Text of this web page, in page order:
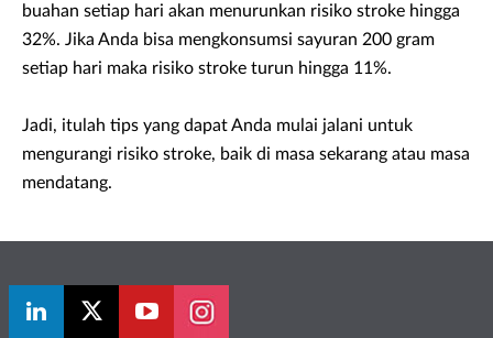
buahan setiap hari akan menurunkan risiko stroke hingga
32%. Jika Anda bisa mengkonsumsi sayuran 200 gram
setiap hari maka risiko stroke turun hingga 11%.
Jadi, itulah tips yang dapat Anda mulai jalani untuk
mengurangi risiko stroke, baik di masa sekarang atau masa
mendatang.